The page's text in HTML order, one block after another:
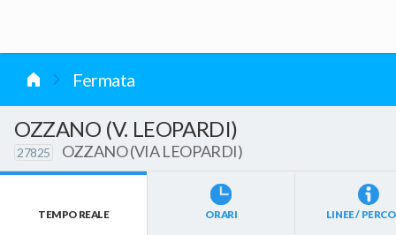
Fermata
OZZANO (V. LEOPARDI)
27825 OZZANO (VIA LEOPARDI)
TEMPO REALE ORARI LINEE /